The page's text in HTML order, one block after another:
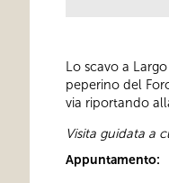
Lo scavo a
peperino del
via riportando
Visita guidata a
Appuntamento: